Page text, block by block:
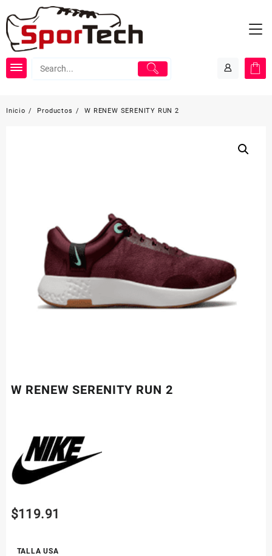
al
contenido
Inicio Productos W RENEW SERENITY RUN 2
W RENEW SERENITY RUN 2
$119.91
TALLA USA